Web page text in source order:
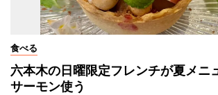
食べる
六本木の日曜限定フレンチが夏メ
サーモン使う